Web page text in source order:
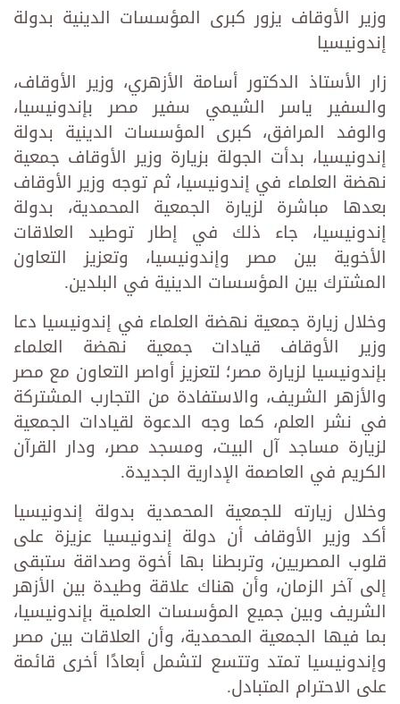
وزير الأوقاف يزور كبرى المؤسسات الدينية بدولة
إندونيسيا
زار الأستاذ الدكتور أسامة الأزهري، وزير الأوقاف،
والسفير ياسر الشيمي سفير مصر بإندونيسيا،
والوفد المرافق، كبرى المؤسسات الدينية بدولة
إندونيسيا، بدأت الجولة بزيارة وزير الأوقاف جمعية
نهضة العلماء في إندونيسيا، ثم توجه وزير الأوقاف
بعدها مباشرة لزيارة الجمعية المحمدية، بدولة
إندونيسيا، جاء ذلك في إطار توطيد العلاقات
الأخوية بين مصر وإندونيسيا، وتعزيز التعاون
المشترك بين المؤسسات الدينية في البلدين.
وخلال زيارة جمعية نهضة العلماء في إندونيسيا دعا
وزير الأوقاف قيادات جمعية نهضة العلماء
بإندونيسيا لزيارة مصر؛ لتعزيز أواصر التعاون مع مصر
والأزهر الشريف، والاستفادة من التجارب المشتركة
في نشر العلم، كما وجه الدعوة لقيادات الجمعية
لزيارة مساجد آل البيت، ومسجد مصر، ودار القرآن
الكريم في العاصمة الإدارية الجديدة.
وخلال زيارته للجمعية المحمدية بدولة إندونيسيا
أكد وزير الأوقاف أن دولة إندونيسيا عزيزة على
قلوب المصريين، وتربطنا بها أخوة وصداقة ستبقى
إلى آخر الزمان، وأن هناك علاقة وطيدة بين الأزهر
الشريف وبين جميع المؤسسات العلمية بإندونيسيا،
بما فيها الجمعية المحمدية، وأن العلاقات بين مصر
وإندونيسيا تمتد وتتسع لتشمل أبعادًا أخرى قائمة
على الاحترام المتبادل.